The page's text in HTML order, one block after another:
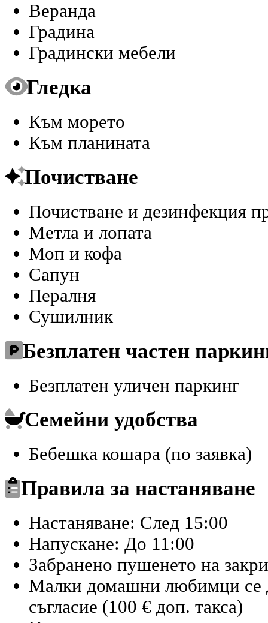
Веранда
Градина
Градински мебели
Гледка
Към морето
Към планината
Почистване
Почистване и дезинфекция
Метла и лопата
Моп и кофа
Сапун
Пералня
Сушилник
Безплатен частен
Безплатен уличен паркинг
Семейни удобства
Бебешка кошара (по заявка)
Правила за настаняване
Настаняване: След 15:00
Напускане: До 11:00
Забранено пушенето на
Малки домашни любимци се
съгласие (100 € доп. такса)